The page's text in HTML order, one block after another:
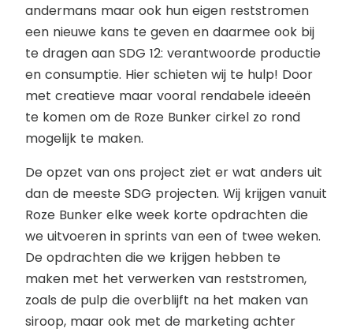
andermans maar ook hun eigen reststromen
een nieuwe kans te geven en daarmee ook bij
te dragen aan SDG 12: verantwoorde productie
en consumptie. Hier schieten wij te hulp! Door
met creatieve maar vooral rendabele ideeën
te komen om de Roze Bunker cirkel zo rond
mogelijk te maken.
De opzet van ons project ziet er wat anders uit
dan de meeste SDG projecten. Wij krijgen vanuit
Roze Bunker elke week korte opdrachten die
we uitvoeren in sprints van een of twee weken.
De opdrachten die we krijgen hebben te
maken met het verwerken van reststromen,
zoals de pulp die overblijft na het maken van
siroop, maar ook met de marketing achter